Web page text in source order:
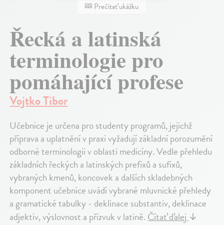
Prečítať ukážku
Řecká a latinská
terminologie pro
pomáhající profese
Vojtko Tibor
Učebnice je určena pro studenty programů, jejichž
příprava a uplatnění v praxi vyžadují základní porozumění
odborné terminologii v oblasti medicíny. Vedle přehledu
základních řeckých a latinských prefixů a sufixů,
vybraných kmenů, koncovek a dalších skladebných
komponent učebnice uvádí vybrané mluvnické přehledy
a gramatické tabulky - deklinace substantiv, deklinace
adjektiv, výslovnost a přízvuk v latině.Čítať ďalej↓